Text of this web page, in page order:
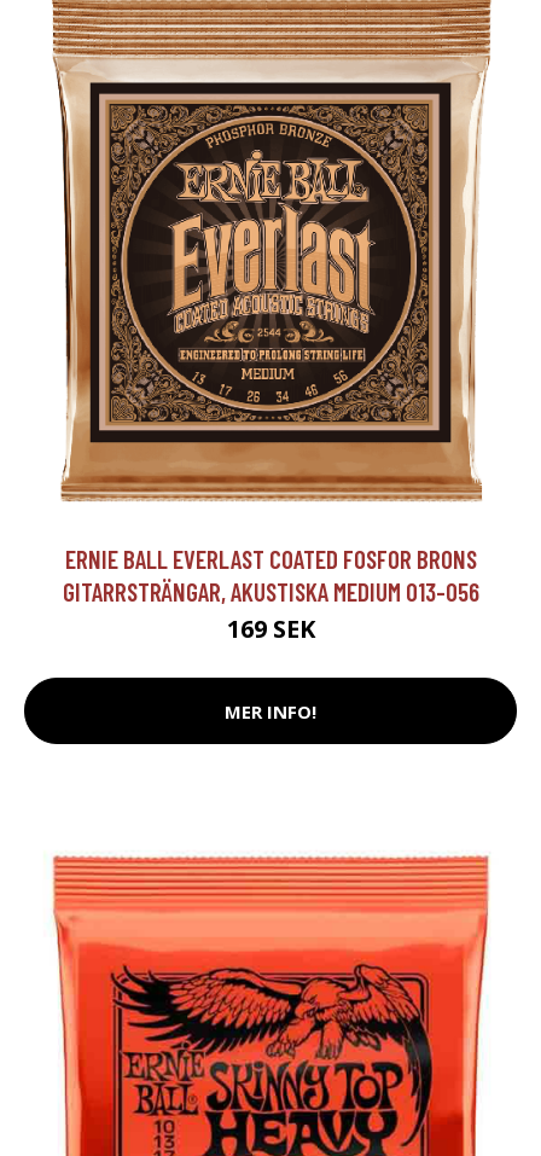
ERNIE BALL EVERLAST COATED FOSFOR BRONS
GITARRSTRÄNGAR, AKUSTISKA MEDIUM 013-056
169 SEK
MER INFO!